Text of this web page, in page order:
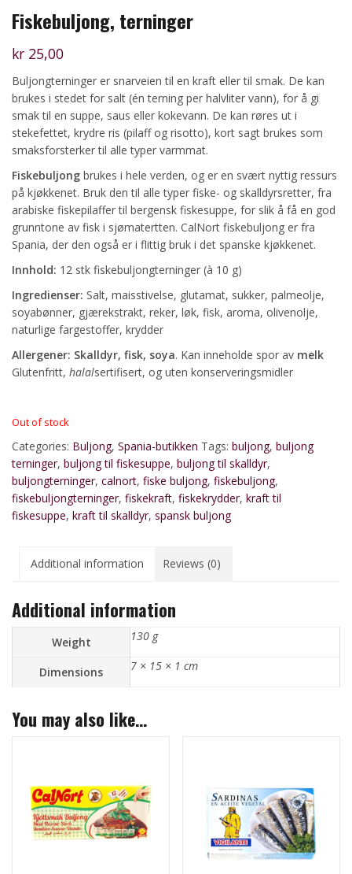
Fiskebuljong, terninger
kr 25,00
Buljongterninger er snarveien til en kraft eller til smak. De kan
brukes i stedet for salt (én terning per halvliter vann), for å gi
smak til en suppe, saus eller kokevann. De kan røres ut i
stekefettet, krydre ris (pilaff og risotto), kort sagt brukes som
smaksforsterker til alle typer varmmat.
Fiskebuljong brukes i hele verden, og er en svært nyttig ressurs
på kjøkkenet. Bruk den til alle typer fiske- og skalldyrsretter, fra
arabiske fiskepilaffer til bergensk fiskesuppe, for slik å få en god
grunntone av fisk i sjømatertten. CalNort fiskebuljong er fra
Spania, der den også er i flittig bruk i det spanske kjøkkenet.
Innhold: 12 stk fiskebuljongterninger (à 10 g)
Ingredienser: Salt, maisstivelse, glutamat, sukker, palmeolje,
soyabønner, gjærekstrakt, reker, løk, fisk, aroma, olivenolje,
naturlige fargestoffer, krydder
Allergener: Skalldyr, fisk, soya. Kan inneholde spor av melk
Glutenfritt, halalsertifisert, og uten konserveringsmidler
Out of stock
Categories: Buljong, Spania-butikken Tags: buljong, buljong
terninger, buljong til fiskesuppe, buljong til skalldyr,
buljongterninger, calnort, fiske buljong, fiskebuljong,
fiskebuljongterninger, fiskekraft, fiskekrydder, kraft til
fiskesuppe, kraft til skalldyr, spansk buljong
Additional information Reviews (0)
Additional information
Weight 130 g
Dimensions 7 × 15 × 1 cm
You may also like…